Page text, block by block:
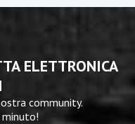
ELETTRONICA
community.
minuto!